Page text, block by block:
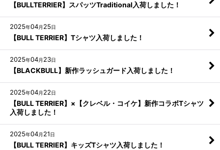
【BULLTERRIER】スパッツTraditional入荷しました！
2025年04月 25日
【BULL TERRIER】Tシャツ入荷しました！
2025年04月 23日
【BLACKBULL】新作ラッシュガード入荷しました！
2025年04月 22日
【BULL TERRIER】×【クレベル・コイケ】新作コラボTシャツ
入荷しました！
2025年04月 21日
【BULL TERRIER】キッズTシャツ入荷しました！